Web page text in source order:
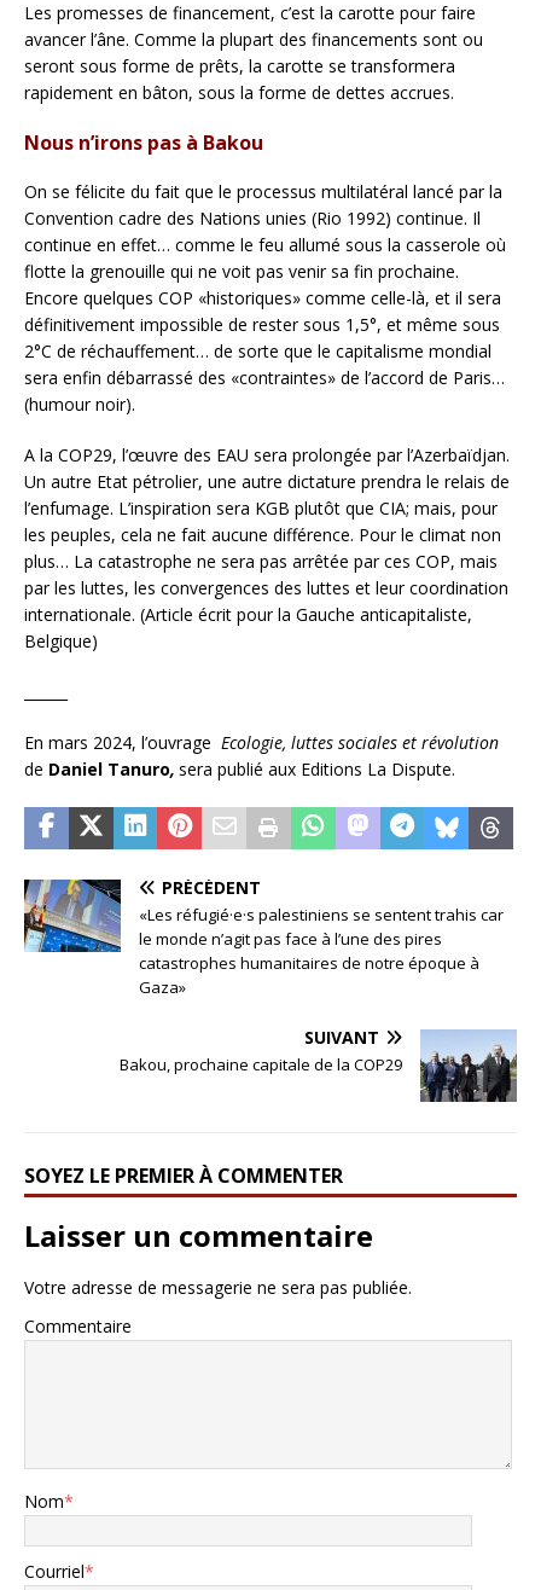
Les promesses de financement, c’est la carotte pour faire
avancer l’âne. Comme la plupart des financements sont ou
seront sous forme de prêts, la carotte se transformera
rapidement en bâton, sous la forme de dettes accrues.
Nous n’irons pas à Bakou
On se félicite du fait que le processus multilatéral lancé par la
Convention cadre des Nations unies (Rio 1992) continue. Il
continue en effet… comme le feu allumé sous la casserole où
flotte la grenouille qui ne voit pas venir sa fin prochaine.
Encore quelques COP «historiques» comme celle-là, et il sera
définitivement impossible de rester sous 1,5°, et même sous
2°C de réchauffement… de sorte que le capitalisme mondial
sera enfin débarrassé des «contraintes» de l’accord de Paris…
(humour noir).
A la COP29, l’œuvre des EAU sera prolongée par l’Azerbaïdjan.
Un autre Etat pétrolier, une autre dictature prendra le relais de
l’enfumage. L’inspiration sera KGB plutôt que CIA; mais, pour
les peuples, cela ne fait aucune différence. Pour le climat non
plus… La catastrophe ne sera pas arrêtée par ces COP, mais
par les luttes, les convergences des luttes et leur coordination
internationale. (Article écrit pour la Gauche anticapitaliste,
Belgique)
En mars 2024, l’ouvrage Ecologie, luttes sociales et révolution
de Daniel Tanuro, sera publié aux Editions La Dispute.
PRÉCÉDENT
«Les réfugié·e·s palestiniens se sentent trahis car
le monde n’agit pas face à l’une des pires
catastrophes humanitaires de notre époque à
Gaza»
SUIVANT
Bakou, prochaine capitale de la COP29
SOYEZ LE PREMIER À COMMENTER
Laisser un commentaire
Votre adresse de messagerie ne sera pas publiée.
Commentaire
Nom*
Courriel*